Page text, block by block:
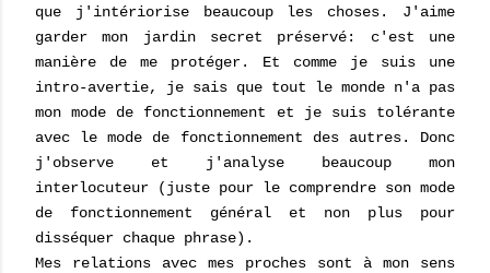
que j'intériorise beaucoup les choses. J'aime
garder mon jardin secret préservé: c'est une
manière de me protéger. Et comme je suis une
intro-avertie, je sais que tout le monde n'a pas
mon mode de fonctionnement et je suis tolérante
avec le mode de fonctionnement des autres. Donc
j'observe et j'analyse beaucoup mon
interlocuteur (juste pour le comprendre son mode
de fonctionnement général et non plus pour
disséquer chaque phrase).
Mes relations avec mes proches sont à mon sens